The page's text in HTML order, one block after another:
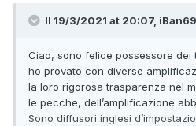
Il 19/3/2021 at 20:07,
Ciao, sono felice possessore dei
ho provato con diverse
la loro rigorosa trasparenza nel
le pecche, dell’amplificazione
Sono diffusori inglesi